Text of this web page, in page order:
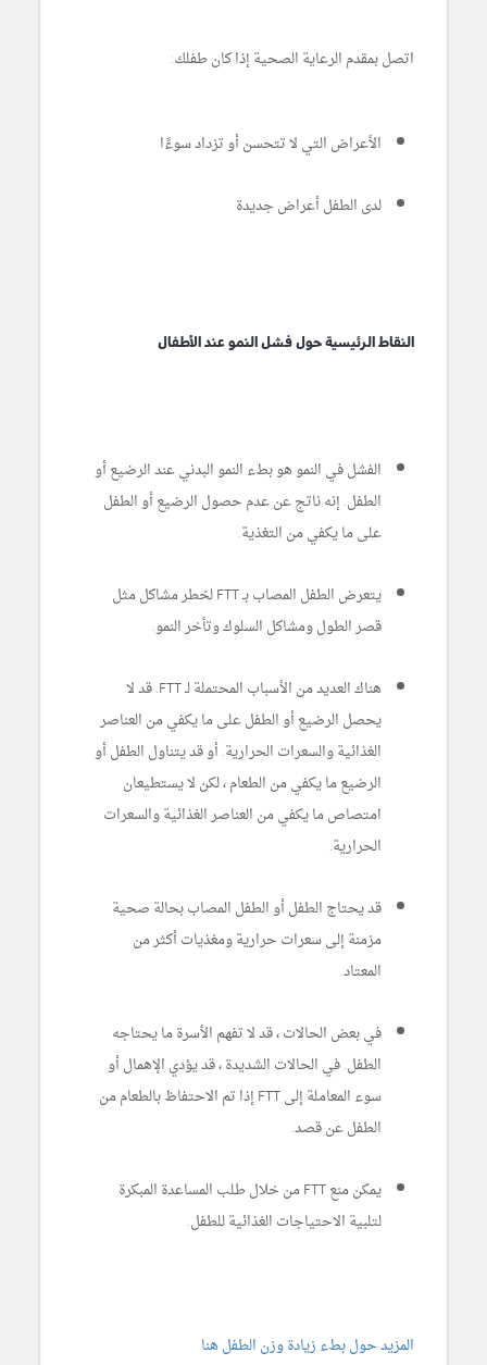
اتصل بمقدم الرعاية الصحية إذا كان طفلك:
الأعراض التي لا تتحسن أو تزداد سوءًا
لدى الطفل أعراض جديدة
النقاط الرئيسية حول فشل النمو عند الأطفال
الفشل في النمو هو بطء النمو البدني عند الرضيع أو
الطفل. إنه ناتج عن عدم حصول الرضيع أو الطفل
على ما يكفي من التغذية.
يتعرض الطفل المصاب بـ FTT لخطر مشاكل مثل
قصر الطول ومشاكل السلوك وتأخر النمو.
هناك العديد من الأسباب المحتملة لـ FTT. قد لا
يحصل الرضيع أو الطفل على ما يكفي من العناصر
الغذائية والسعرات الحرارية. أو قد يتناول الطفل أو
الرضيع ما يكفي من الطعام ، لكن لا يستطيعان
امتصاص ما يكفي من العناصر الغذائية والسعرات
الحرارية.
قد يحتاج الطفل أو الطفل المصاب بحالة صحية
مزمنة إلى سعرات حرارية ومغذيات أكثر من
المعتاد.
في بعض الحالات ، قد لا تفهم الأسرة ما يحتاجه
الطفل. في الحالات الشديدة ، قد يؤدي الإهمال أو
سوء المعاملة إلى FTT إذا تم الاحتفاظ بالطعام من
الطفل عن قصد.
يمكن منع FTT من خلال طلب المساعدة المبكرة
لتلبية الاحتياجات الغذائية للطفل.
المزيد حول بطء زيادة وزن الطفل هنا